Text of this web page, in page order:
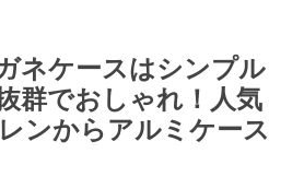
ネケースはシンプル
群でおしゃれ！人気
ンからアルミケース